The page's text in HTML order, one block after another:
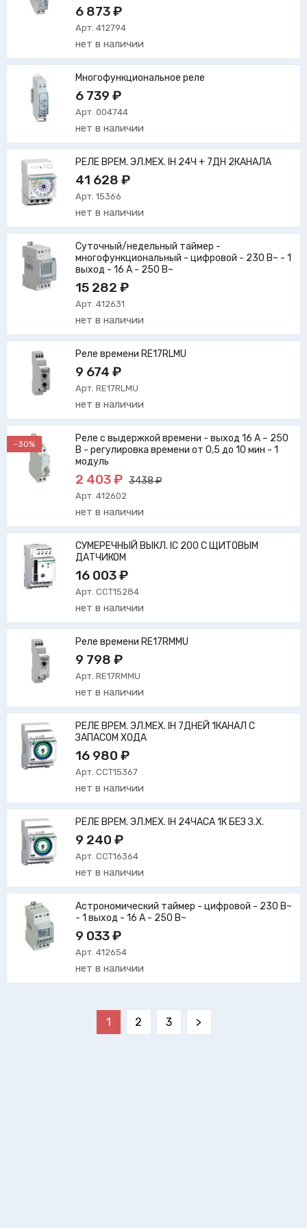
6 873 ₽
Арт. 412794
нет в наличии
Многофункциональное реле
6 739 ₽
Арт. 004744
нет в наличии
РЕЛЕ ВРЕМ. ЭЛ.МЕХ. IH 24Ч + 7ДН 2КАНАЛА
41 628 ₽
Арт. 15366
нет в наличии
Суточный/недельный таймер -
многофункциональный - цифровой - 230 В~ - 1
выход - 16 А - 250 В~
15 282 ₽
Арт. 412631
нет в наличии
Реле времени RE17RLMU
9 674 ₽
Арт. RE17RLMU
нет в наличии
-30%
Реле с выдержкой времени - выход 16 A – 250
В - регулировка времени от 0,5 до 10 мин - 1
модуль
2 403 ₽ 3438 ₽
Арт. 412602
нет в наличии
СУМЕРЕЧНЫЙ ВЫКЛ. IC 200 С ЩИТОВЫМ
ДАТЧИКОМ
16 003 ₽
Арт. CCT15284
нет в наличии
Реле времени RE17RMMU
9 798 ₽
Арт. RE17RMMU
нет в наличии
РЕЛЕ ВРЕМ. ЭЛ.МЕХ. IH 7ДНЕЙ 1КАНАЛ С
ЗАПАСОМ ХОДА
16 980 ₽
Арт. CCT15367
нет в наличии
РЕЛЕ ВРЕМ. ЭЛ.МЕХ. IH 24ЧАСА 1К БЕЗ З.Х.
9 240 ₽
Арт. CCT16364
нет в наличии
Астрономический таймер - цифровой - 230 В~
- 1 выход - 16 А - 250 В~
9 033 ₽
Арт. 412654
нет в наличии
1 2 3 >